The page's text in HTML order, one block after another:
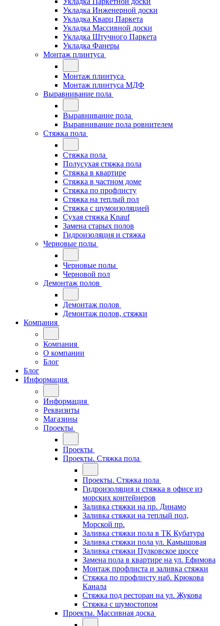
Укладка Инженерной доски
Укладка Кварц Паркета
Укладка Массивной доски
Укладка Штучного Паркета
Укладка Фанеры
Монтаж плинтуса
Монтаж плинтуса
Монтаж плинтуса МДФ
Выравнивание пола
Выравнивание пола
Выравнивание пола ровнителем
Стяжка пола
Стяжка пола
Полусухая стяжка пола
Стяжка в квартире
Стяжка в частном доме
Стяжка по профлисту
Стяжка на теплый пол
Стяжка с шумоизоляцией
Сухая стяжка Knauf
Замена старых полов
Гидроизоляция и стяжка
Черновые полы
Черновые полы
Черновой пол
Демонтаж полов
Демонтаж полов
Демонтаж полов, стяжки
Компания
Компания
О компании
Блог
Блог
Информация
Информация
Реквизиты
Магазины
Проекты
Проекты
Проекты. Стяжка пола
Проекты. Стяжка пола
Гидроизоляция и стяжка в офисе из
морских контейнеров
Заливка стяжки на пр. Динамо
Заливка стяжки на теплый пол,
Морской пр.
Заливка стяжки пола в ТК Кубатура
Заливка стяжки пола ул. Камышовая
Заливка стяжки Пулковское шоссе
Замена пола в квартире на ул. Ефимова
Монтаж профлиста и заливка стяжки
Стяжка по профлисту наб. Крюкова
Канала
Стяжка под ресторан на ул. Жукова
Стяжка с шумостопом
Проекты. Массивная доска